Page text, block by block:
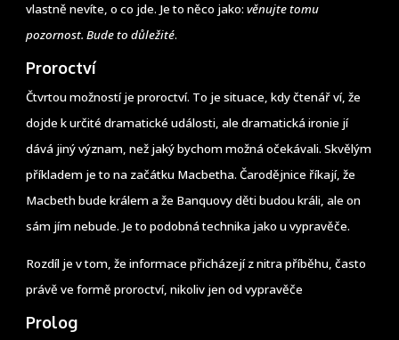
vlastně nevíte, o co jde. Je to něco jako:věnujte tomu
pozornost. Bude to důležité.
Proroctví
Čtvrtou možností je proroctví. To je situace, kdy čtenář ví, že
dojde k určité dramatické události, ale dramatická ironie jí
dává jiný význam, než jaký bychom možná očekávali. Skvělým
příkladem je to na začátku Macbetha. Čarodějnice říkají, že
Macbeth bude králem a že Banquovy děti budou králi, ale on
sám jím nebude. Je to podobná technika jako u vypravěče.
Rozdíl je v tom, že informace přicházejí z nitra příběhu, často
právě ve formě proroctví, nikoliv jen od vypravěče
Prolog